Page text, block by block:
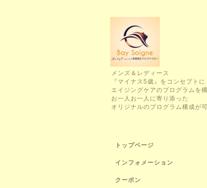
メンズ＆レディース
『マイナス5歳』をコンセプトに
エイジングケアのプログラムを
お一人お一人に寄り添った
オリジナルのプログラム構成が
トップページ
インフォメーション
クーポン